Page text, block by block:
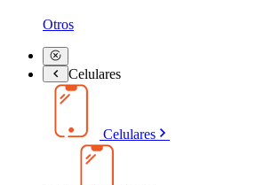
Otros
Celulares
Celulares